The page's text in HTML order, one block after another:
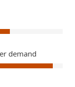
demand